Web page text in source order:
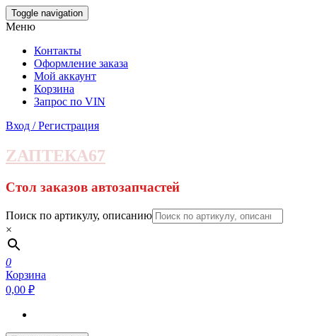
Skip
to
content
Toggle navigation
Меню
Контакты
Оформление заказа
Мой аккаунт
Корзина
Запрос по VIN
Вход / Регистрация
ZАПТЕКА67
Стол заказов автозапчастей
Поиск по артикулу, описанию
×
0
Корзина
0,00 ₽